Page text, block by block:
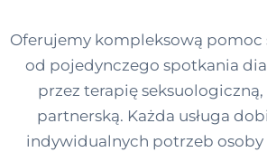
Oferujemy kompleksową pomoc
od pojedynczego spotkania
przez terapię
partnerską. Każda usługa
indywidualnych potrzeb osoby